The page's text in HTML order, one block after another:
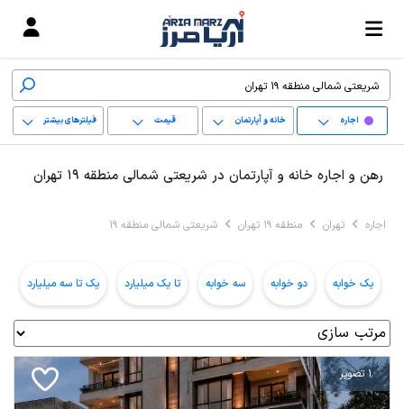
اجاره خانه و آپارتمان قیمت فیلترهای بیشتر
رهن و اجاره خانه و آپارتمان در شریعتی شمالی منطقه 19 تهران
اجاره تهران منطقه 19 تهران شریعتی شمالی منطقه 19
یک خوابه دو خوابه سه خوابه تا یک میلیارد یک تا سه میلیارد
1 تصویر